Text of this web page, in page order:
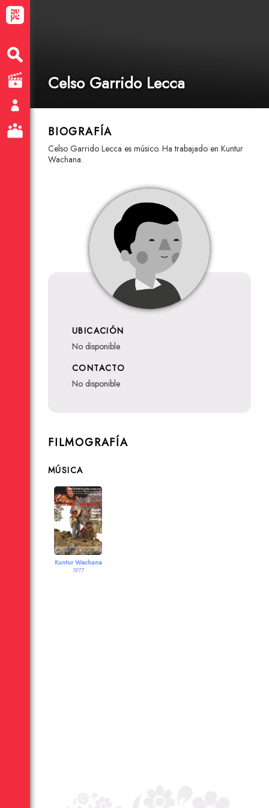
Celso Garrido Lecca
BIOGRAFÍA
Celso Garrido Lecca es músico. Ha trabajado en Kuntur
Wachana.
UBICACIÓN
no disponible
CONTACTO
no disponible
FILMOGRAFÍA
MÚSICA
Kuntur Wachana
1977